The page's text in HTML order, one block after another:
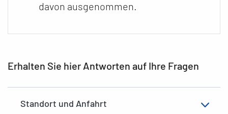
davon ausgenommen.
Erhalten Sie hier Antworten auf Ihre Fragen
Standort und Anfahrt